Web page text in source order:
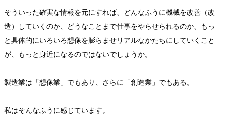
そういった確実な情報を元にすれば、どんなふうに機械を改善（改
造）していくのか、どうなことまで仕事をやらせられるのか、もっ
と具体的にいろいろ想像を膨らませリアルなかたちにしていくこと
が、もっと身近になるのではないでしょうか。
製造業は「想像業」でもあり、さらに「創造業」でもある。
私はそんなふうに感じています。